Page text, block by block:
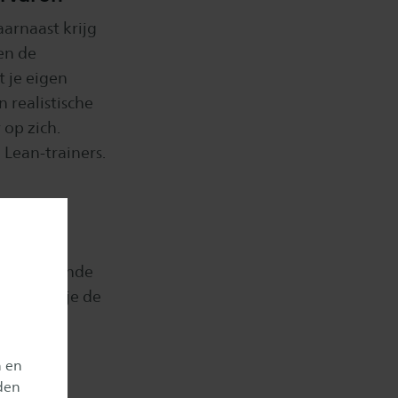
en
krijg
de
je eigen
realistische
zich.
trainers.
eigen
hoe je de